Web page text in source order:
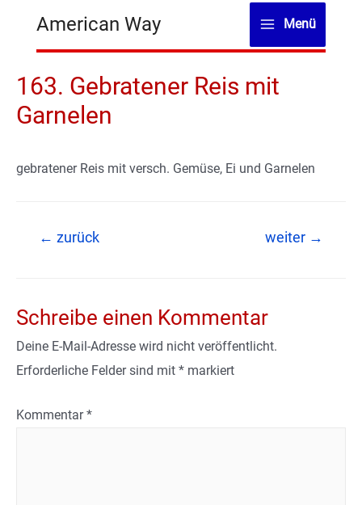
American Way
Main
Menu
Menü
163. Gebratener Reis mit
Garnelen
gebratener Reis mit versch. Gemüse, Ei und Garnelen
Beitragsnavigation
← zurück weiter →
Schreibe einen Kommentar
Deine E-Mail-Adresse wird nicht veröffentlicht.
Erforderliche Felder sind mit * markiert
Kommentar*